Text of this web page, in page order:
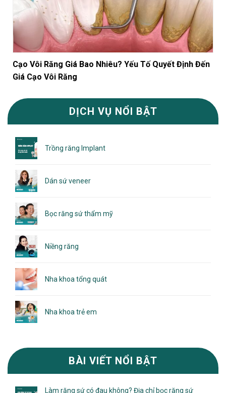
Cạo Vôi Răng Giá Bao Nhiêu? Yếu Tố Quyết Định Đến
Giá Cạo Vôi Răng
DỊCH VỤ NỔI BẬT
Trồng răng Implant
Dán sứ veneer
Bọc răng sứ thẩm mỹ
Niềng răng
Nha khoa tổng quát
Nha khoa trẻ em
BÀI VIẾT NỔI BẬT
Làm răng sứ có đau không? Địa chỉ bọc răng sứ